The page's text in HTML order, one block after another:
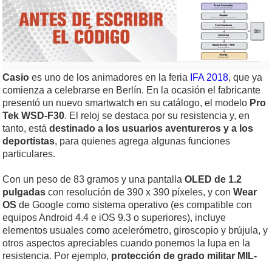
Casio es uno de los animadores en la feria IFA 2018, que ya
comienza a celebrarse en Berlín. En la ocasión el fabricante
presentó un nuevo smartwatch en su catálogo, el modelo Pro
Tek WSD-F30. El reloj se destaca por su resistencia y, en
tanto, está destinado a los usuarios aventureros y a los
deportistas, para quienes agrega algunas funciones
particulares.
Con un peso de 83 gramos y una pantalla OLED de 1.2
pulgadas con resolución de 390 x 390 píxeles, y con Wear
OS de Google como sistema operativo (es compatible con
equipos Android 4.4 e iOS 9.3 o superiores), incluye
elementos usuales como acelerómetro, giroscopio y brújula, y
otros aspectos apreciables cuando ponemos la lupa en la
resistencia. Por ejemplo, protección de grado militar MIL-